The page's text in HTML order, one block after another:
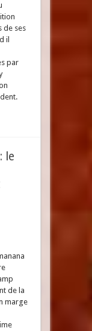
de ses
il
par
le
de la
marge